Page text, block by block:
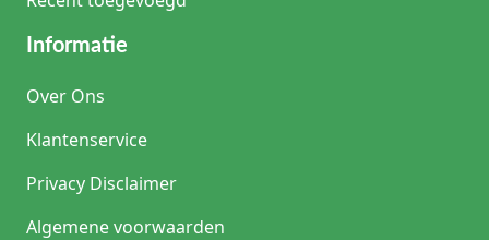
naalden bij vervorming of botheid.
Informatie
Over Ons
Klantenservice
Privacy Disclaimer
Algemene voorwaarden